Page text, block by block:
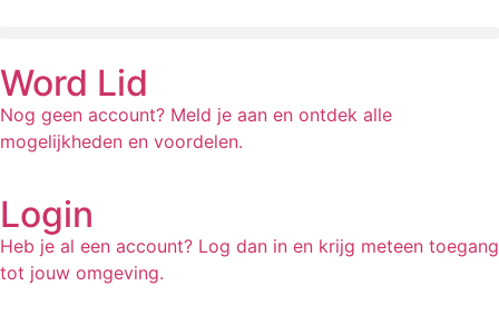
Word Lid
Nog geen account? Meld je aan en ontdek alle
mogelijkheden en voordelen.
Login
Heb je al een account? Log dan in en krijg meteen toegang
tot jouw omgeving.